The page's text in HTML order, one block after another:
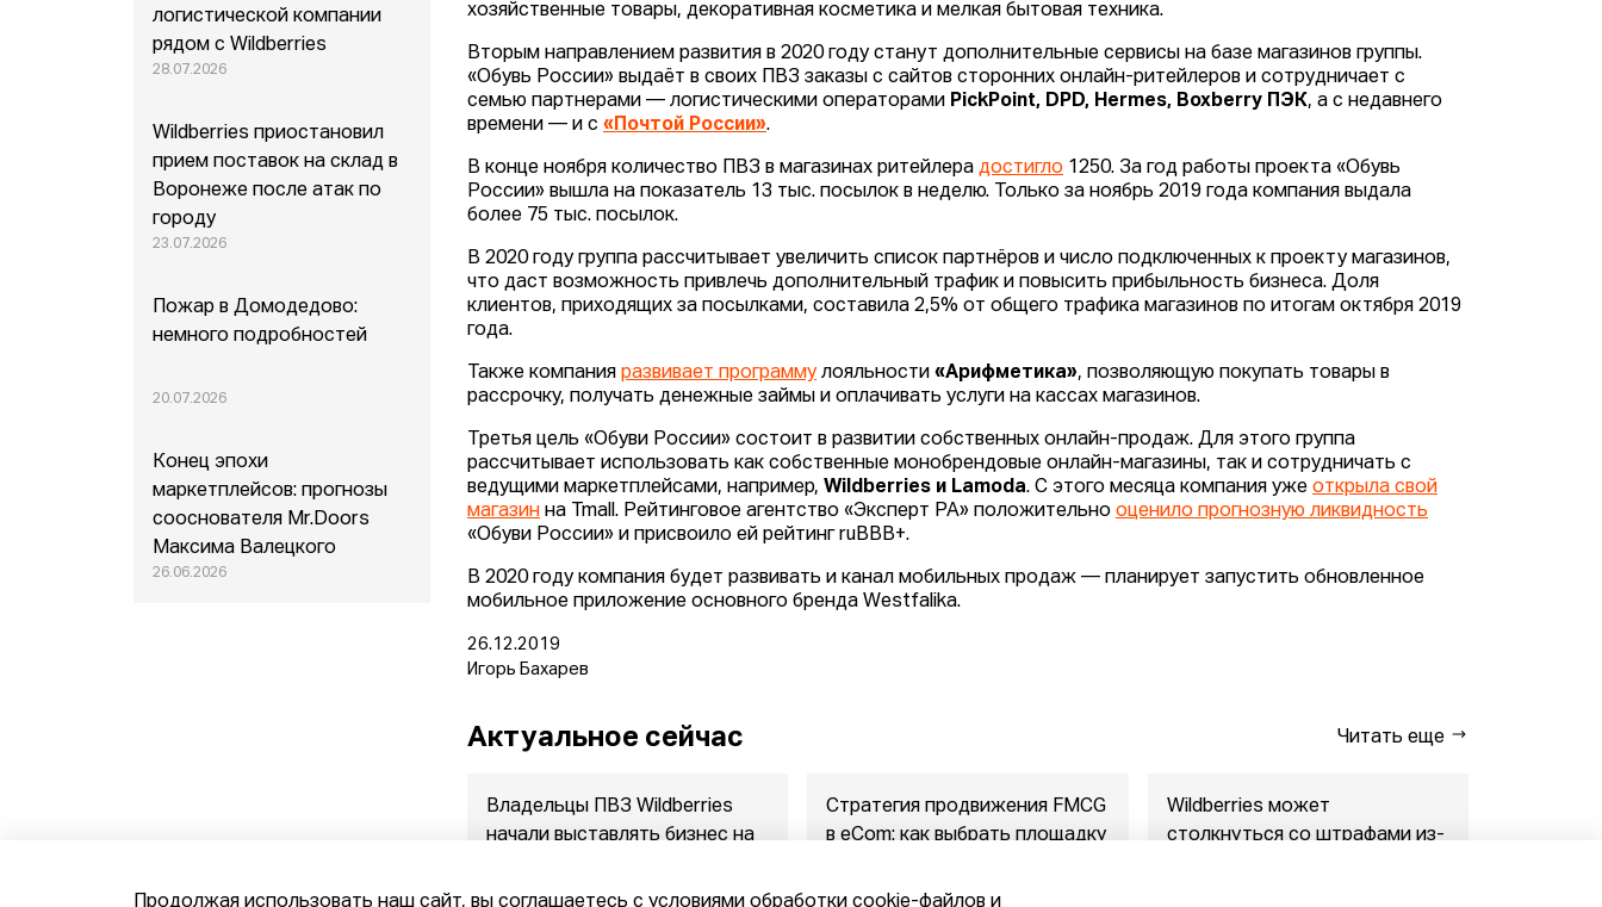
хозяйственные товары, декоративная косметика и мелкая бытовая техника.
Вторым направлением развития в 2020 году станут дополнительные сервисы на базе магазинов группы.
«Обувь России» выдаёт в своих ПВЗ заказы с сайтов сторонних онлайн-ритейлеров и сотрудничает с
семью партнерами — логистическими операторами PickPoint, DPD, Hermes, Boxberry ПЭК, а с недавнего
времени — и с«Почтой России».
В конце ноября количество ПВЗ в магазинах ритейлерадостигло 1250. За год работы проекта «Обувь
России» вышла на показатель 13 тыс. посылок в неделю. Только за ноябрь 2019 года компания выдала
более 75 тыс. посылок.
В 2020 году группа рассчитывает увеличить список партнёров и число подключенных к проекту магазинов,
что даст возможность привлечь дополнительный трафик и повысить прибыльность бизнеса. Доля
клиентов, приходящих за посылками, составила 2,5% от общего трафика магазинов по итогам октября 2019
года.
Также компанияразвивает программу лояльности«Арифметика», позволяющую покупать товары в
рассрочку, получать денежные займы и оплачивать услуги на кассах магазинов.
Третья цель «Обуви России» состоит в развитии собственных онлайн-продаж. Для этого группа
рассчитывает использовать как собственные монобрендовые онлайн-магазины, так и сотрудничать с
ведущими маркетплейсами, например,Wildberries и Lamoda. С этого месяца компания ужеоткрыла свой
магазин на Tmall. Рейтинговое агентство «Эксперт РА» положительнооценило прогнозную ликвидность
«Обуви России» и присвоило ей рейтинг ruBBB+.
В 2020 году компания будет развивать и канал мобильных продаж — планирует запустить обновленное
мобильное приложение основного бренда Westfalika.
26.12.2019
Игорь Бахарев
Актуальное сейчас Читать еще
Владельцы ПВЗ Wildberries
начали выставлять бизнес на
07.08.2026
Стратегия продвижения FMCG
в eСom: как выбрать площадку
07.08.2026
Wildberries может
столкнуться со штрафами из-
логистической компании
рядом с Wildberries
28.07.2026
Wildberries приостановил
прием поставок на склад в
Воронеже после атак по
городу
23.07.2026
Пожар в Домодедово:
немного подробностей
20.07.2026
Конец эпохи
маркетплейсов: прогнозы
сооснователя Mr.Doors
Максима Валецкого
26.06.2026
Продолжая использовать наш сайт, вы соглашаетесь с условиями обработки cookie-файлов и